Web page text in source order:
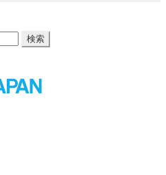
検索